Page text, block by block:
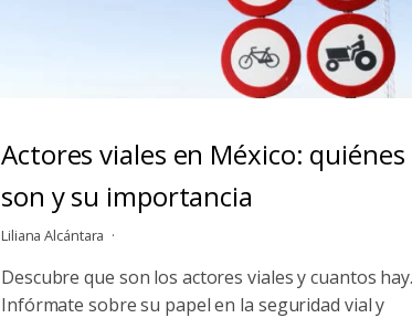
Actores viales en México: quiénes
son y su importancia
Liliana Alcántara
Descubre que son los actores viales y cuantos hay.
Infórmate sobre su papel en la seguridad vial y